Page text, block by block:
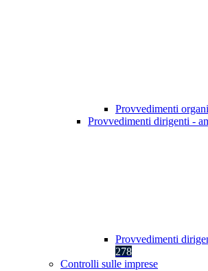
Provvedimenti
Provvedimenti dirigenti -
Provvedimenti
278
Controlli sulle imprese